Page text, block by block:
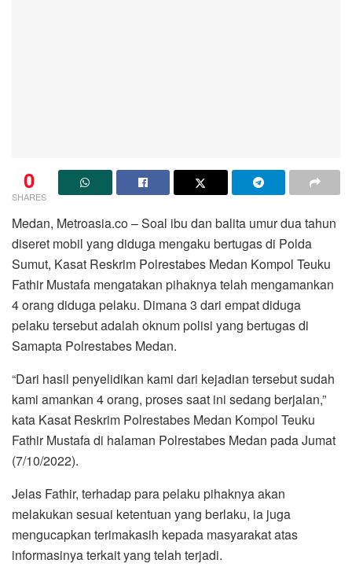
0
SHARES
Medan, Metroasia.co – Soal ibu dan balita umur dua tahun
diseret mobil yang diduga mengaku bertugas di Polda
Sumut, Kasat Reskrim Polrestabes Medan Kompol Teuku
Fathir Mustafa mengatakan pihaknya telah mengamankan
4 orang diduga pelaku. Dimana 3 dari empat diduga
pelaku tersebut adalah oknum polisi yang bertugas di
Samapta Polrestabes Medan.
“Dari hasil penyelidikan kami dari kejadian tersebut sudah
kami amankan 4 orang, proses saat ini sedang berjalan,”
kata Kasat Reskrim Polrestabes Medan Kompol Teuku
Fathir Mustafa di halaman Polrestabes Medan pada Jumat
(7/10/2022).
Jelas Fathir, terhadap para pelaku pihaknya akan
melakukan sesuai ketentuan yang berlaku, ia juga
mengucapkan terimakasih kepada masyarakat atas
informasinya terkait yang telah terjadi.